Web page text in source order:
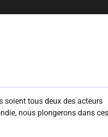
soient tous deux des acteurs
nous plongerons dans